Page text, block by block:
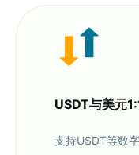
USDT与美元
支持USDT等数